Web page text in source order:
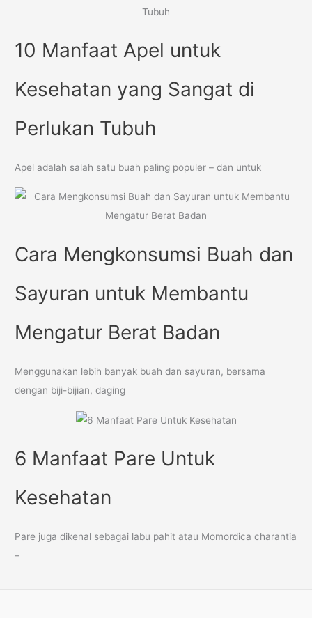
10 Manfaat Apel untuk
Kesehatan yang Sangat di
Perlukan Tubuh
Apel adalah salah satu buah paling populer – dan untuk
Cara Mengkonsumsi Buah dan
Sayuran untuk Membantu
Mengatur Berat Badan
Menggunakan lebih banyak buah dan sayuran, bersama
dengan biji-bijian, daging
6 Manfaat Pare Untuk
Kesehatan
Pare juga dikenal sebagai labu pahit atau Momordica charantia
–